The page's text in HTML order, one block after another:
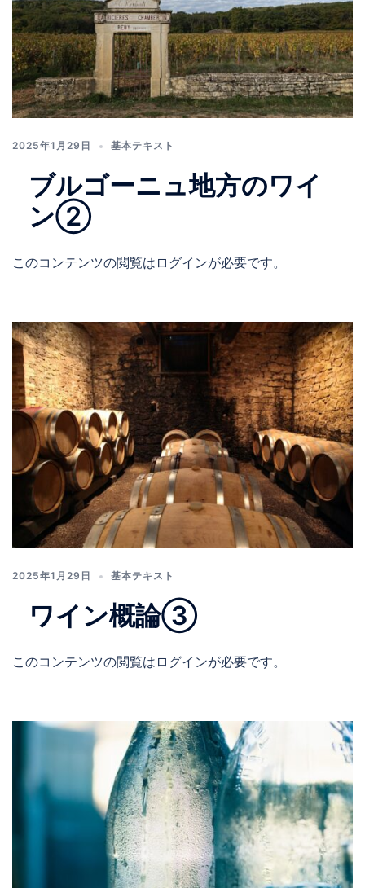
2025年1月29日 基本テキスト
ブルゴーニュ地方のワイ
ン②
このコンテンツの閲覧はログインが必要です。
2025年1月29日 基本テキスト
ワイン概論③
このコンテンツの閲覧はログインが必要です。